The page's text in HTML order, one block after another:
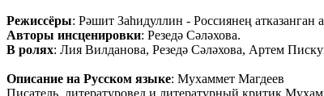
Режиссёры: Рәшит Заһидуллин - Россиянең атказанган
Авторы инсценировки: Резедә Сәләхова.
В ролях: Лия Вилданова, Резедә Сәләхова, Артем
Описание на Русском языке: Мухаммет Магдеев